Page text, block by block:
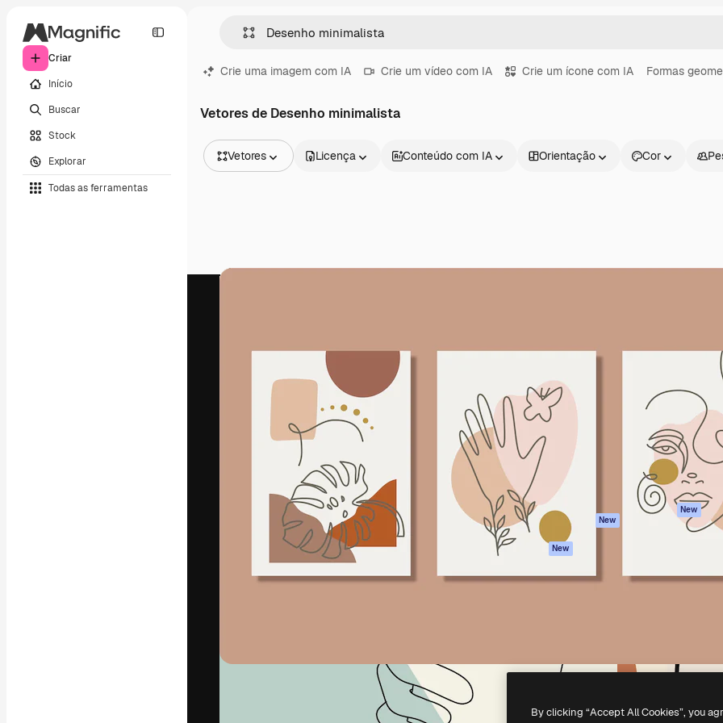
Criar
Início
Buscar
Stock
Explorar
Todas as ferramentas
Crie uma imagem com IA Crie um vídeo com IA Crie um ícone com IA Formas
Vetores de Desenho minimalista
Vetores
Vídeos
Licença Conteúdo com IA Orientação Cor
A plataforma criativa para você direcionar
seu melhor trabalho. Mais de 1 milhão de
assinantes entre criativos, empresas,
agências e estúdios.
Produtos
Assistente de IA
Gerador de
imagens
Gerador de vídeos
Texto para voz
Conteúdo de stock
MCP para
Claude/ChatGPT
New
Agentes New
Começar
Documentação
Atendimento
Termos e
condições
Política de
privacidade
Originais New
Política de
Afiliados
2026 Freepik Company S.L.U. Todos os direitos reservados.
By clicking “Accept All Cookies”, you